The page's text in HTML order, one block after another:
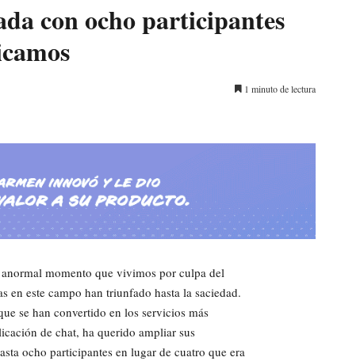
con ocho participantes
1 minuto de lectura
momento que vivimos por culpa del
este campo han triunfado hasta la saciedad.
se han convertido en los servicios más
de chat, ha querido ampliar sus
ocho participantes en lugar de cuatro que era